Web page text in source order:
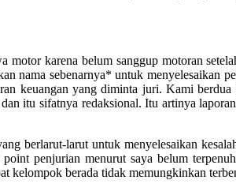
motor karena belum sanggup motoran
nama sebenarnya* untuk menyelesaikan
keuangan yang diminta juri. Kami
itu sifatnya redaksional. Itu artinya
berlarut-larut untuk menyelesaikan
penjurian menurut saya belum
kelompok berada tidak memungkinkan